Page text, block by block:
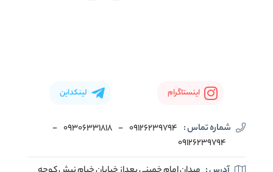
اینستاگرام لینکداین
شماره تماس : 09126239794
-
09306331818
-
09126239794